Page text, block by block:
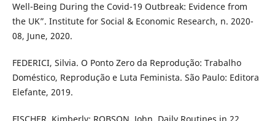
Well-Being During the Covid-19 Outbreak: Evidence from
the UK”. Institute for Social & Economic Research, n. 2020-
08, June, 2020.
FEDERICI, Silvia. O Ponto Zero da Reprodução: Trabalho
Doméstico, Reprodução e Luta Feminista. São Paulo: Editora
Elefante, 2019.